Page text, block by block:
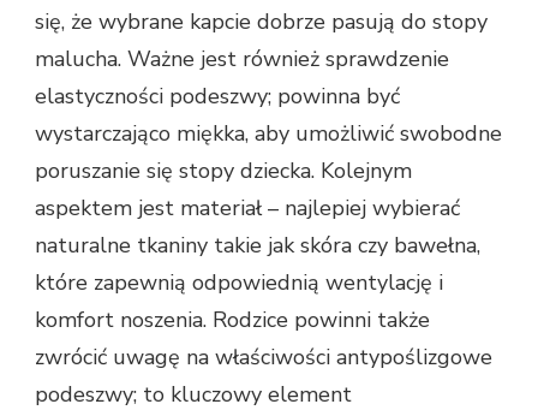
się, że wybrane kapcie dobrze pasują do stopy
malucha. Ważne jest również sprawdzenie
elastyczności podeszwy; powinna być
wystarczająco miękka, aby umożliwić swobodne
poruszanie się stopy dziecka. Kolejnym
aspektem jest materiał – najlepiej wybierać
naturalne tkaniny takie jak skóra czy bawełna,
które zapewnią odpowiednią wentylację i
komfort noszenia. Rodzice powinni także
zwrócić uwagę na właściwości antypoślizgowe
podeszwy; to kluczowy element